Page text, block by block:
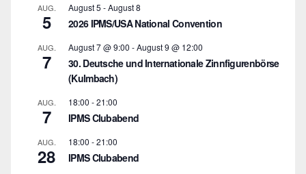
AUG.
5
August 5 -August 8
2026 IPMS/USA National Convention
AUG.
7
August 7 @ 9:00 -August 9 @ 12:00
30. Deutsche und Internationale Zinnfigurenbörse
(Kulmbach)
AUG.
7
18:00 -21:00
IPMS Clubabend
AUG.
28
18:00 -21:00
IPMS Clubabend